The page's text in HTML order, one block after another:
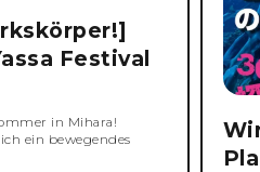
Festival
in Mihara!
ein bewegendes